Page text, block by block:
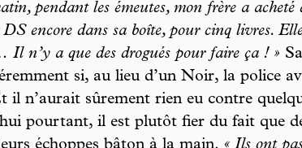
pendant les émeutes, mon frère a
encore dans sa boîte, pour cinq livres.
Il n’y a que des drogués pour faire ça ! »
si, au lieu d’un Noir, la police
il n’aurait sûrement rien eu contre
pourtant, il est plutôt fier du fait que